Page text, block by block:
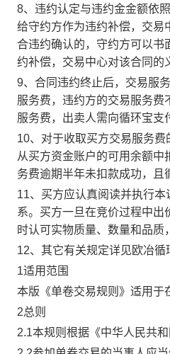
8、违约认定与违约金金额依
给守约方作为违约补偿，交易
合违约确认的，守约方可以书
约补偿，交易中心对该合同的
9、合同违约终止后，交易服
服务费，违约方的交易服务
服务费，出卖人需向循环宝
10、对于收取买方交易服务
从买方资金账户的可用余额
务费逾期半年未扣款成功，
11、买方应认真阅读并执行
系。买方一旦在竞价过程中
时认可实物质量、数量和品
12、其它有关规定详见欧冶
1适用范围
本版《单卷交易规则》适用于
2总则
2.1本规则根据《中华人民共和